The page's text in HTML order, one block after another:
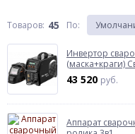
Товаров: 45 По:
Инвертор
(маска+краги)
43 520 руб.
Аппарат